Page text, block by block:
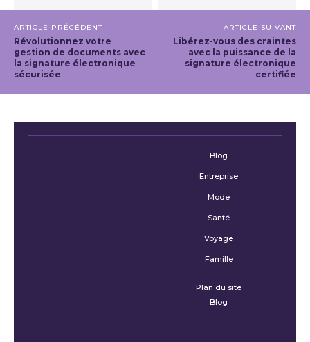
ARTICLE PRÉCÉDENT
Révolutionnez votre
gestion de documents avec
la signature électronique
sécurisée
ARTICLE SUIVANT
Libérez-vous des craintes
avec la puissance de la
signature électronique
certifiée
Blog
Entreprise
Mode
Santé
Voyage
Famille
Plan du site
Blog